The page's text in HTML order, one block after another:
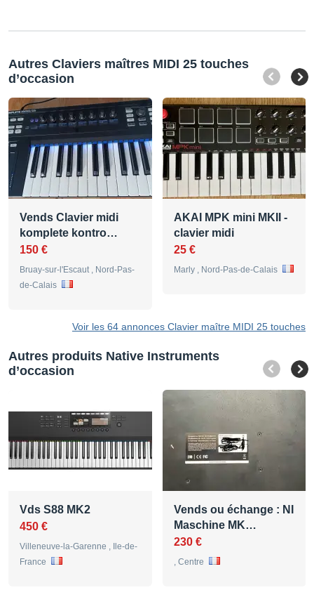
Autres Claviers maîtres MIDI 25 touches
d’occasion
Vends Clavier midi
komplete kontro…
150 €
Bruay-sur-l'Escaut , Nord-Pas-
de-Calais
AKAI MPK mini MKII -
clavier midi
25 €
Marly , Nord-Pas-de-Calais
Voir les 64 annonces Clavier maître MIDI 25 touches
Autres produits Native Instruments
d’occasion
Vds S88 MK2
450 €
Villeneuve-la-Garenne , Ile-de-
France
Vends ou échange : NI
Maschine MK…
230 €
, Centre